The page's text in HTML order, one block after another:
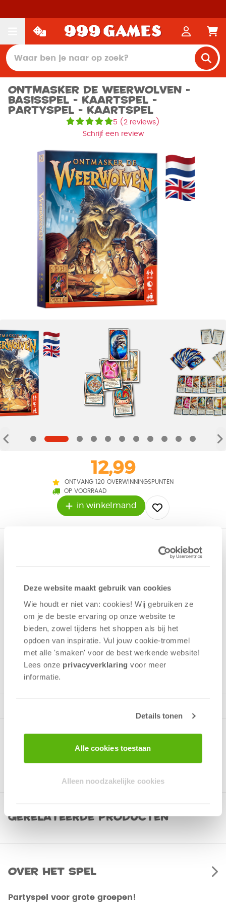
Deze website maakt gebruik van cookies
Wie houdt er niet van: cookies! Wij gebruiken ze
om je de beste ervaring op onze website te
bieden, zowel tijdens het shoppen als bij het
opdoen van inspiratie. Vul jouw cookie-trommel
met alle 'smaken' voor de best werkende website​!
Lees onze privacyverklaring voor meer
informatie.
Details tonen
Alle cookies toestaan
Alleen noodzakelijke cookies
Ontmasker de Weerwolven -
Basisspel - Kaartspel -
Partyspel - Kaartspel
5 ( 2 reviews)
Schrijf een review
12,99
ONTVANG 120 OVERWINNINGSPUNTEN
OP VOORRAAD
in winkelmand
Partyspel voor grote groepen. Vreedzame burgers binden
de strijd aan tegen de weerwolven in hun midden. Het is
onschuldige dorpsgenoten?
Bluf
Deductie
Interactie
spelers +/- 45
Gerelateerde producten
Over het spel
Partyspel voor grote groepen!